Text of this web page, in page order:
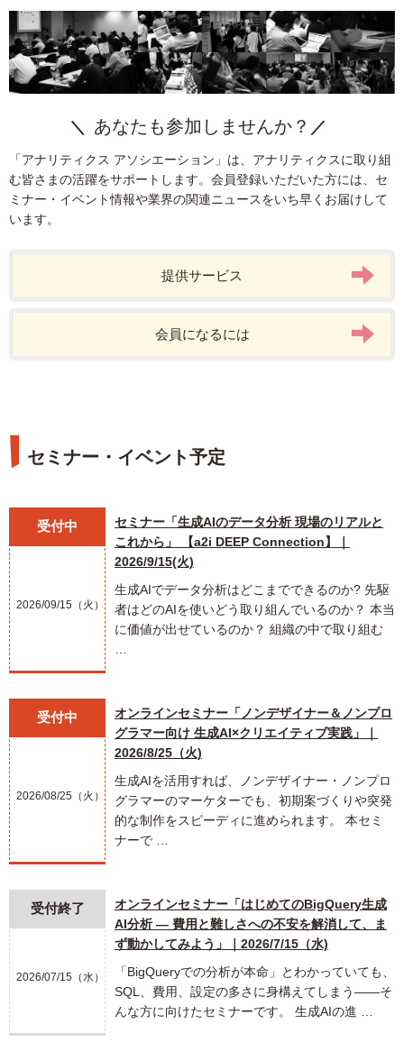
あなたも参加しませんか？
「アナリティクス アソシエーション」は、アナリティクスに取り組
む皆さまの活躍をサポートします。会員登録いただいた方には、セ
ミナー・イベント情報や業界の関連ニュースをいち早くお届けして
います。
提供サービス
会員になるには
セミナー・イベント予定
受付中
2026/09/15（火）
セミナー「生成AIのデータ分析 現場のリアルと
これから」 【a2i DEEP Connection】｜
2026/9/15(火)
生成AIでデータ分析はどこまでできるのか? 先駆
者はどのAIを使いどう取り組んでいるのか？ 本当
に価値が出せているのか？ 組織の中で取り組む
…
受付中
2026/08/25（火）
オンラインセミナー「ノンデザイナー＆ノンプロ
グラマー向け 生成AI×クリエイティブ実践」｜
2026/8/25（火)
生成AIを活用すれば、ノンデザイナー・ノンプロ
グラマーのマーケターでも、初期案づくりや突発
的な制作をスピーディに進められます。 本セミ
ナーで …
受付終了
2026/07/15（水）
オンラインセミナー「はじめてのBigQuery生成
AI分析 ― 費用と難しさへの不安を解消して、ま
ず動かしてみよう」｜2026/7/15（水)
「BigQueryでの分析が本命」とわかっていても、
SQL、費用、設定の多さに身構えてしまう――そ
んな方に向けたセミナーです。 生成AIの進 …